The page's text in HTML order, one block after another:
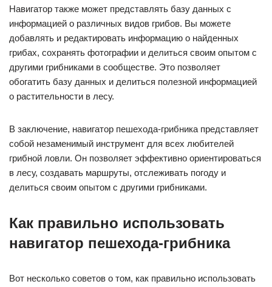
Навигатор также может представлять базу данных с
информацией о различных видов грибов. Вы можете
добавлять и редактировать информацию о найденных
грибах, сохранять фотографии и делиться своим опытом с
другими грибниками в сообществе. Это позволяет
обогатить базу данных и делиться полезной информацией
о растительности в лесу.
В заключение, навигатор пешехода-грибника представляет
собой незаменимый инструмент для всех любителей
грибной ловли. Он позволяет эффективно ориентироваться
в лесу, создавать маршруты, отслеживать погоду и
делиться своим опытом с другими грибниками.
Как правильно использовать
навигатор пешехода-грибника
Вот несколько советов о том, как правильно использовать